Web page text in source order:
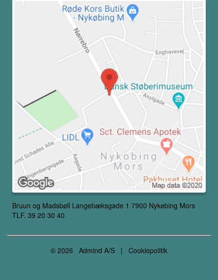
Bruun og Madsbøll Langebæksgade 1 7900 Nykøbing Mors
TLF. 39 20 30 40
© 2026 Admind A/S | Cookiepolitik